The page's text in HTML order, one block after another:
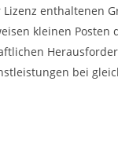
enthaltenen
kleinen
bei
können.
Erhebung von